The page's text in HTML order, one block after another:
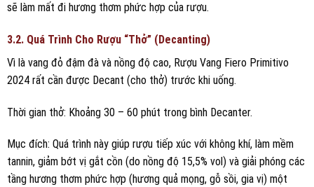
sẽ làm mất đi hương thơm phức hợp của rượu.
3.2. Quá Trình Cho Rượu “Thở” (Decanting)
Vì là vang đỏ đậm đà và nồng độ cao, Rượu Vang Fiero Primitivo
2024 rất cần được Decant (cho thở) trước khi uống.
Thời gian thở: Khoảng 30 – 60 phút trong bình Decanter.
Mục đích: Quá trình này giúp rượu tiếp xúc với không khí, làm mềm
tannin, giảm bớt vị gắt cồn (do nồng độ 15,5% vol) và giải phóng các
tầng hương thơm phức hợp (hương quả mọng, gỗ sồi, gia vị) một